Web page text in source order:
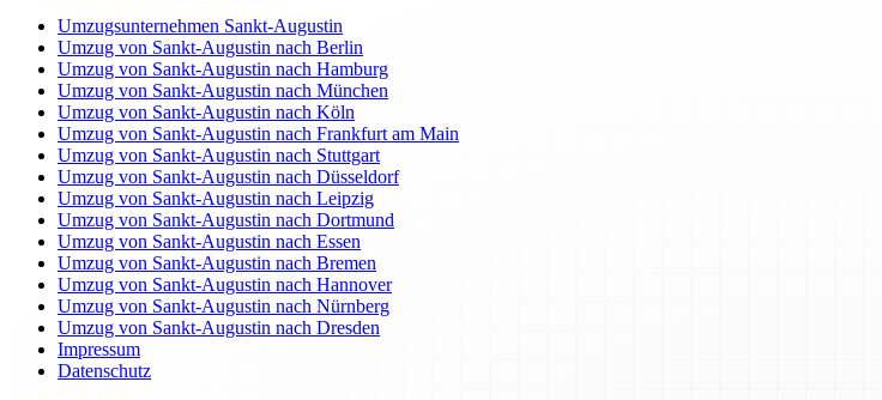
Umzugsunternehmen Sankt-Augustin
Umzug von Sankt-Augustin nach Berlin
Umzug von Sankt-Augustin nach Hamburg
Umzug von Sankt-Augustin nach München
Umzug von Sankt-Augustin nach Köln
Umzug von Sankt-Augustin nach Frankfurt am Main
Umzug von Sankt-Augustin nach Stuttgart
Umzug von Sankt-Augustin nach Düsseldorf
Umzug von Sankt-Augustin nach Leipzig
Umzug von Sankt-Augustin nach Dortmund
Umzug von Sankt-Augustin nach Essen
Umzug von Sankt-Augustin nach Bremen
Umzug von Sankt-Augustin nach Hannover
Umzug von Sankt-Augustin nach Nürnberg
Umzug von Sankt-Augustin nach Dresden
Impressum
Datenschutz